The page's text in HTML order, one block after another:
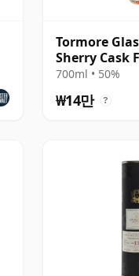
Tormore
Sherry Cask
Malt S 2010
700ml • 50%
₩14만 ?